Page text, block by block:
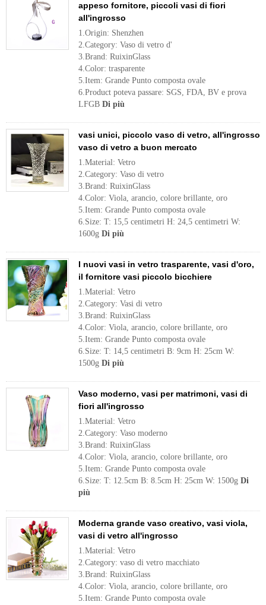
appeso fornitore, piccoli vasi di fiori
all'ingrosso
1.Origin: Shenzhen
2.Category: Vaso di vetro d'
3.Brand: RuixinGlass
4.Color: trasparente
5.Item: Grande Punto composta ovale
6.Product poteva passare: SGS, FDA, BV e prova
LFGB Di più
vasi unici, piccolo vaso di vetro, all'ingrosso
vaso di vetro a buon mercato
1.Material: Vetro
2.Category: Vaso di vetro
3.Brand: RuixinGlass
4.Color: Viola, arancio, colore brillante, oro
5.Item: Grande Punto composta ovale
6.Size: T: 15,5 centimetri H: 24,5 centimetri W:
1600g Di più
I nuovi vasi in vetro trasparente, vasi d'oro,
il fornitore vasi piccolo bicchiere
1.Material: Vetro
2.Category: Vasi di vetro
3.Brand: RuixinGlass
4.Color: Viola, arancio, colore brillante, oro
5.Item: Grande Punto composta ovale
6.Size: T: 14,5 centimetri B: 9cm H: 25cm W:
1500g Di più
Vaso moderno, vasi per matrimoni, vasi di
fiori all'ingrosso
1.Material: Vetro
2.Category: Vaso moderno
3.Brand: RuixinGlass
4.Color: Viola, arancio, colore brillante, oro
5.Item: Grande Punto composta ovale
6.Size: T: 12.5cm B: 8.5cm H: 25cm W: 1500g Di
più
Moderna grande vaso creativo, vasi viola,
vasi di vetro all'ingrosso
1.Material: Vetro
2.Category: vaso di vetro macchiato
3.Brand: RuixinGlass
4.Color: Viola, arancio, colore brillante, oro
5.Item: Grande Punto composta ovale